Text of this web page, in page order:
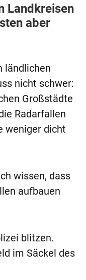
Landkreisen
aber
ländlichen
nicht schwer:
Großstädte
Radarfallen
weniger dicht
wissen, dass
aufbauen
blitzen.
im Säckel des